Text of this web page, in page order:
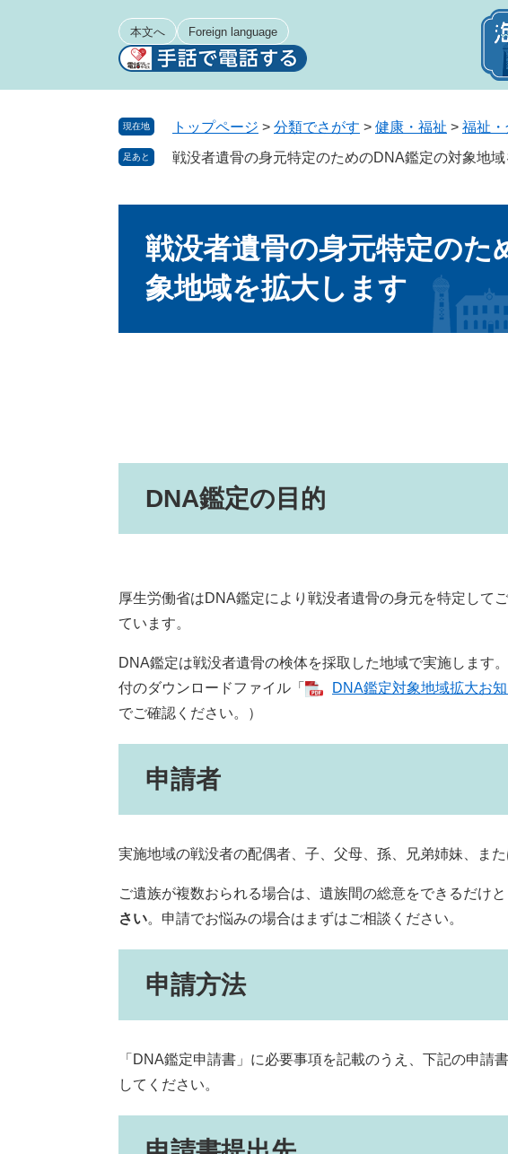
本文へ Foreign language
現在地 トップページ > 分類でさがす > 健康・福祉 > 福祉
足あと 戦没者遺骨の身元特定のためのDNA鑑定の対象地
戦没者遺骨の身元特定のた
象地域を拡大します
DNA鑑定の目的
厚生労働省はDNA鑑定により戦没者遺骨の身元を特定して
ています。
DNA鑑定は戦没者遺骨の検体を採取した地域で実施します
付のダウンロードファイル「
DNA鑑定対象地域拡大お
でご確認ください。）
申請者
実施地域の戦没者の配偶者、子、父母、孫、兄弟姉妹、ま
ご遺族が複数おられる場合は、遺族間の総意をできるだけと
さい。申請でお悩みの場合はまずはご相談ください。
申請方法
「DNA鑑定申請書」に必要事項を記載のうえ、下記の申請
してください。